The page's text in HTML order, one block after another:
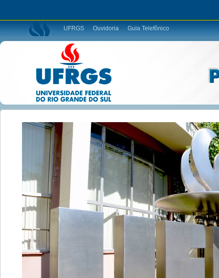
UFRGS Ouvidoria Guia Telefônico